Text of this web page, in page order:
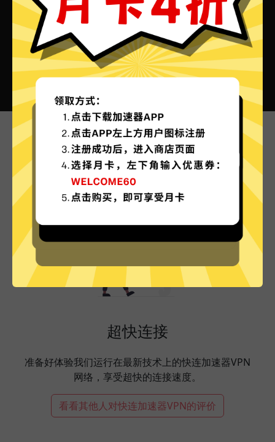
快连加速器VPN的特色
超快连接
准备好体验我们运行在最新技术上的快连加速器VPN
网络，享受超快的连接速度。
看看其他人对快连加速器VPN的评价